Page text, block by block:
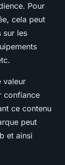
Pour
cela peut
sur les
valeur
confiance
ce contenu
peut
et ainsi